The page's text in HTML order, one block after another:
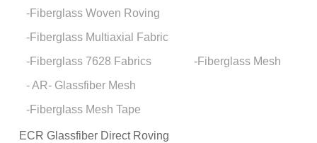
Fiberglass Woven Roving
Fiberglass Multiaxial Fabric
Fiberglass 7628 Fabrics
Fiberglass Mesh
AR- Glassfiber Mesh
Fiberglass Mesh Tape
ECR Glassfiber Direct Roving